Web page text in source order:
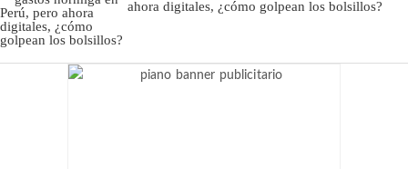
ahora digitales, ¿cómo golpean los bolsillos?